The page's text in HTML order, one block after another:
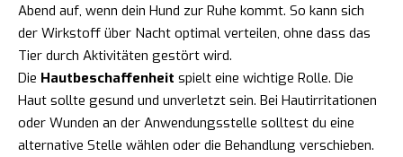
Abend auf, wenn dein Hund zur Ruhe kommt. So kann sich
der Wirkstoff über Nacht optimal verteilen, ohne dass das
Tier durch Aktivitäten gestört wird.
Die Hautbeschaffenheit spielt eine wichtige Rolle. Die
Haut sollte gesund und unverletzt sein. Bei Hautirritationen
oder Wunden an der Anwendungsstelle solltest du eine
alternative Stelle wählen oder die Behandlung verschieben.